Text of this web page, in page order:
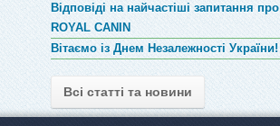
Відповіді на найчастіші запитання про
ROYAL CANIN
Вітаємо із Днем Незалежності України!
Всі статті та новини